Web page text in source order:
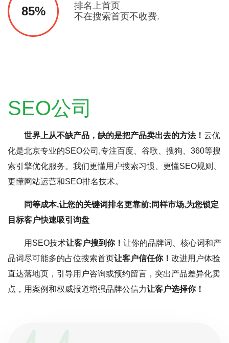
85%
排名上首页
不在搜索首页不收费.
SEO公司
世界上从不缺产品，缺的是把产品卖出去的方法！ 云优
化是北京专业的SEO公司,专注百度、谷歌、搜狗、360等搜
索引擎优化服务。我们更懂用户搜索习惯、更懂SEO规则、
更懂网站运营和SEO排名技术。
同等成本,让您的关键词排名更靠前;同样市场,为您锁定
目标客户快速吸引询盘
用SEO技术让客户搜到你！ 让你的品牌词、核心词和产
品词尽可能多的占位搜索首页让客户信任你！ 改进用户体验
直达落地页，引导用户咨询或预约留言，突出产品差异化卖
点，用案例和权威报道增强品牌公信力让客户选择你！